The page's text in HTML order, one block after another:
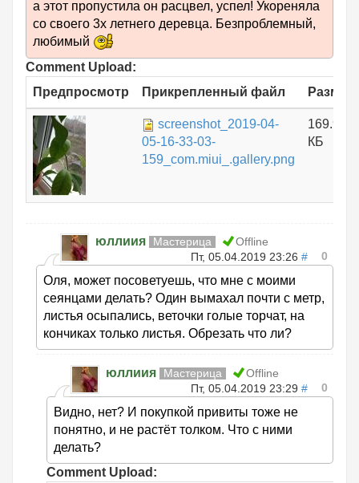
а этот пропустила он расцвел, успел! Укореняла
со своего 3х летнего деревца. Безпроблемный,
любимый
Comment Upload:
Предпросмотр
Прикрепленный файл Размер
screenshot_2019-04-
05-16-33-03-
159_com.miui_.gallery.png
169.96
КБ
юллиия Мастерица
Offline
Пт, 05.04.2019 23:26 # 0
Оля, может посоветуешь, что мне с моими
сеянцами делать? Один вымахал почти с метр,
листья осыпались, веточки голые торчат, на
кончиках только листья. Обрезать что ли?
юллиия Мастерица
Offline
Пт, 05.04.2019 23:29 # 0
Видно, нет? И покупкой привиты тоже не
понятно, и не растёт толком. Что с ними
делать?
Comment Upload: